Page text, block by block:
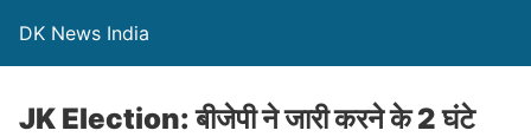
DK News India
JK Election: बीजेपी ने जारी करने के 2 घंटे